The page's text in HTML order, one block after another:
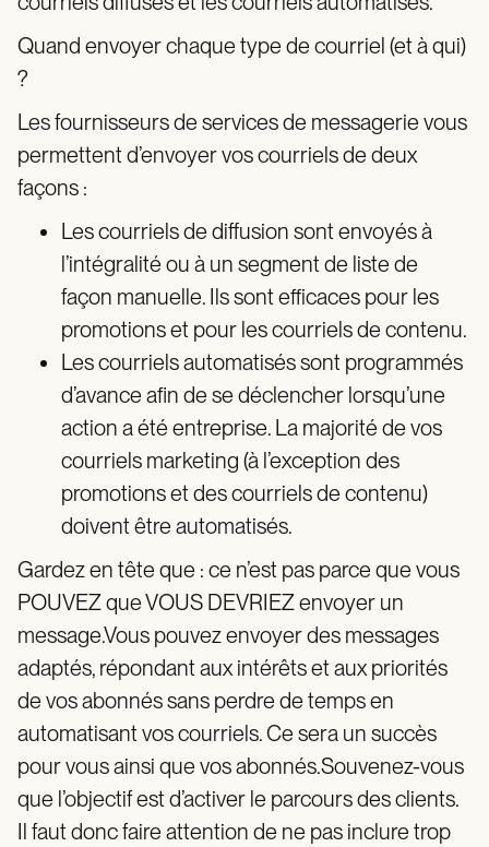
Quand envoyer chaque type de courriel (et à qui)
?
Les fournisseurs de services de messagerie vous
permettent d’envoyer vos courriels de deux
façons :
Les courriels de diffusion sont envoyés à
l’intégralité ou à un segment de liste de
façon manuelle. Ils sont efficaces pour les
promotions et pour les courriels de contenu.
Les courriels automatisés sont programmés
d’avance afin de se déclencher lorsqu’une
action a été entreprise. La majorité de vos
courriels marketing (à l’exception des
promotions et des courriels de contenu)
doivent être automatisés.
Gardez en tête que : ce n’est pas parce que vous
POUVEZ que VOUS DEVRIEZ envoyer un
message.Vous pouvez envoyer des messages
adaptés, répondant aux intérêts et aux priorités
de vos abonnés sans perdre de temps en
automatisant vos courriels. Ce sera un succès
pour vous ainsi que vos abonnés.Souvenez-vous
que l’objectif est d’activer le parcours des clients.
Il faut donc faire attention de ne pas inclure trop